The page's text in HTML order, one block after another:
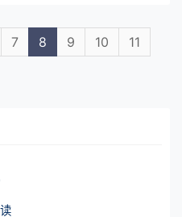
7 8 9 10
11